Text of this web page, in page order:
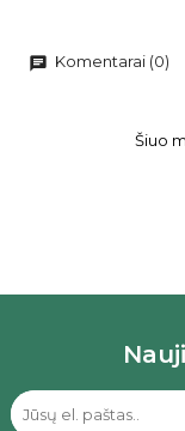
chat Komentarai (0)
Šiuo